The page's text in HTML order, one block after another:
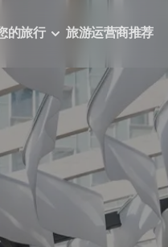
的旅行 旅游运营商推荐